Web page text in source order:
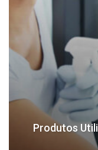
Produtos